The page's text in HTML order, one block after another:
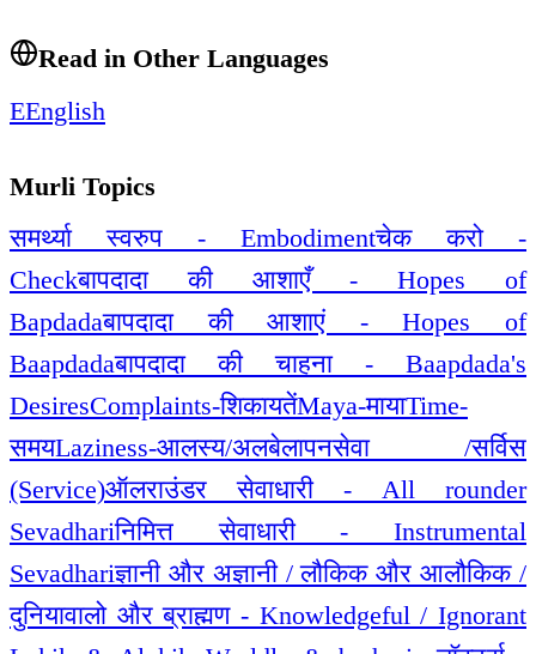
Read in Other Languages
EEnglish
Murli Topics
समर्थ्या स्वरुप - Embodimentचेक करो -
Checkबापदादा की आशाएँ - Hopes of
Bapdadaबापदादा की आशाएं - Hopes of
Baapdadaबापदादा की चाहना - Baapdada's
DesiresComplaints-शिकायतेंMaya-मायाTime-
समयLaziness-आलस्य/अलबेलापनसेवा /सर्विस
(Service)ऑलराउंडर सेवाधारी - All rounder
Sevadhariनिमित्त सेवाधारी - Instrumental
Sevadhariज्ञानी और अज्ञानी / लौकिक और आलौकिक /
दुनियावालो और ब्राह्मण - Knowledgeful / Ignorant